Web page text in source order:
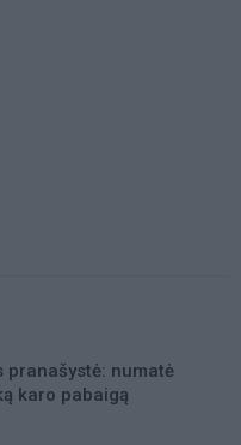
pranašystė: numatė
karo pabaigą